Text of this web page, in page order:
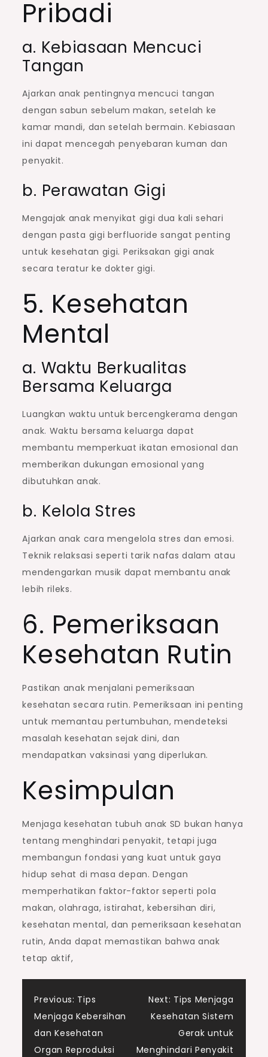
Pribadi
a. Kebiasaan Mencuci
Tangan
Ajarkan anak pentingnya mencuci tangan
dengan sabun sebelum makan, setelah ke
kamar mandi, dan setelah bermain. Kebiasaan
ini dapat mencegah penyebaran kuman dan
penyakit.
b. Perawatan Gigi
Mengajak anak menyikat gigi dua kali sehari
dengan pasta gigi berfluoride sangat penting
untuk kesehatan gigi. Periksakan gigi anak
secara teratur ke dokter gigi.
5. Kesehatan
Mental
a. Waktu Berkualitas
Bersama Keluarga
Luangkan waktu untuk bercengkerama dengan
anak. Waktu bersama keluarga dapat
membantu memperkuat ikatan emosional dan
memberikan dukungan emosional yang
dibutuhkan anak.
b. Kelola Stres
Ajarkan anak cara mengelola stres dan emosi.
Teknik relaksasi seperti tarik nafas dalam atau
mendengarkan musik dapat membantu anak
lebih rileks.
6. Pemeriksaan
Kesehatan Rutin
Pastikan anak menjalani pemeriksaan
kesehatan secara rutin. Pemeriksaan ini penting
untuk memantau pertumbuhan, mendeteksi
masalah kesehatan sejak dini, dan
mendapatkan vaksinasi yang diperlukan.
Kesimpulan
Menjaga kesehatan tubuh anak SD bukan hanya
tentang menghindari penyakit, tetapi juga
membangun fondasi yang kuat untuk gaya
hidup sehat di masa depan. Dengan
memperhatikan faktor-faktor seperti pola
makan, olahraga, istirahat, kebersihan diri,
kesehatan mental, dan pemeriksaan kesehatan
rutin, Anda dapat memastikan bahwa anak
tetap aktif,
Post
navigation
Previous: Tips
Menjaga Kebersihan
dan Kesehatan
Organ Reproduksi
Next: Tips Menjaga
Kesehatan Sistem
Gerak untuk
Menghindari Penyakit